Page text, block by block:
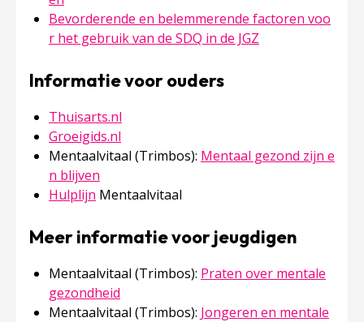
Bevorderende en belemmerende factoren voo
r het gebruik van de SDQ in de JGZ
Informatie voor ouders
Thuisarts.nl
Groeigids.nl
Mentaalvitaal (Trimbos): Mentaal gezond zijn e
n blijven
Hulplijn Mentaalvitaal
Meer informatie voor jeugdigen
Mentaalvitaal (Trimbos): Praten over mentale
gezondheid
Mentaalvitaal (Trimbos): Jongeren en mentale